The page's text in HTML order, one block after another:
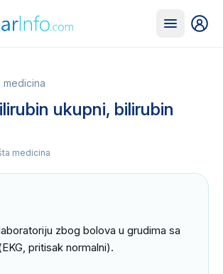
medicina
ukupni, bilirubin
medicina
zbog bolova u grudima sa
pritisak normalni).